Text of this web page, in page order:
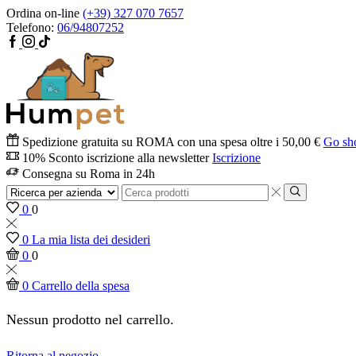
Ordina on-line (+39) 327 070 7657
Telefono: 06/94807252
Spedizione gratuita su ROMA con una spesa oltre i 50,00 € Go
10% Sconto iscrizione alla newsletter Iscrizione
Consegna su Roma in 24h
0 0
0 La mia lista dei desideri
0 0
0 Carrello della spesa
Nessun prodotto nel carrello.